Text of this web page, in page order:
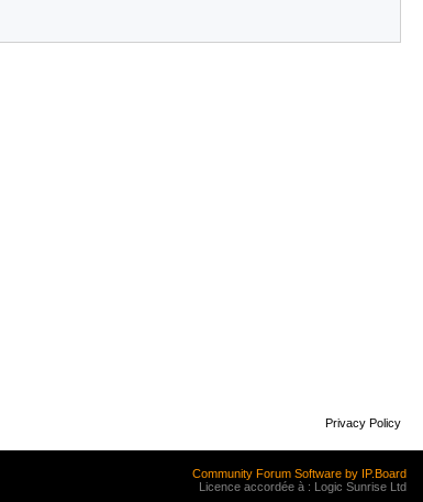
Privacy Policy
Community Forum Software by IP.Board
Licence accordée à : Logic Sunrise Ltd